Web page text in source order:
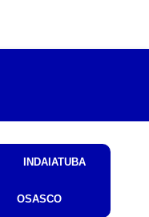
INDAIATUBA
OSASCO